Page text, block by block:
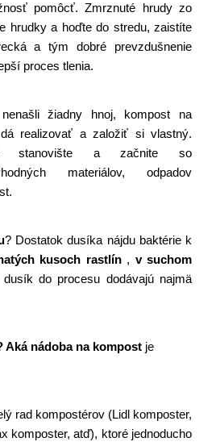
pomôcť. Zmrznuté hrudy zo
hrudky a hoďte do stredu, zaistíte
a tým dobré prevzdušnenie
proces tlenia.
žiadny hnoj, kompost na
realizovať a založiť si vlastný.
stanovište a začnite so
materiálov, odpadov
? Dostatok dusíka nájdu baktérie k
kusoch rastlín , v suchom
nádoba na kompost je
rad kompostérov (Lidl komposter,
komposter, atď), ktoré jednoducho